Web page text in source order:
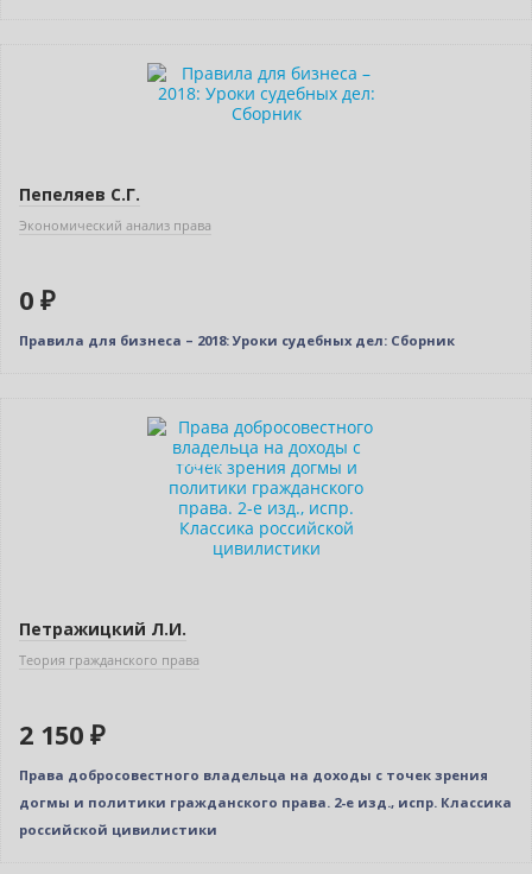
Пепеляев С.Г.
Экономический анализ права
0 ₽
Правила для бизнеса – 2018: Уроки судебных дел: Сборник
Индивидуальный подход
Петражицкий Л.И.
Теория гражданского права
2 150 ₽
Права добросовестного владельца на доходы с точек зрения
догмы и политики гражданского права. 2-е изд., испр. Классика
российской цивилистики